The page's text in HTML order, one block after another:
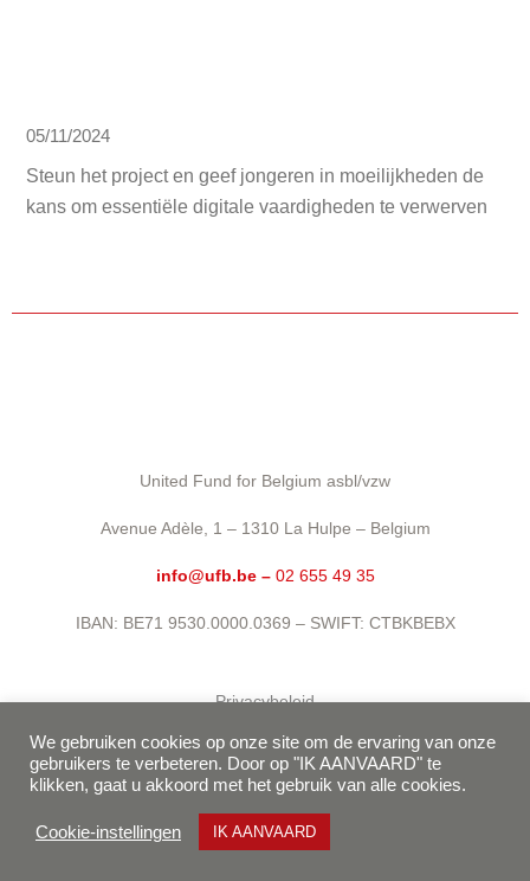
Steun het project en geef jongeren in moeilijkheden de
kans om essentiële digitale vaardigheden te verwerven
05/11/2024
United Fund for Belgium asbl/vzw
Avenue Adèle, 1 – 1310 La Hulpe – Belgium
info@ufb.be – 02 655 49 35
IBAN: BE71 9530.0000.0369 – SWIFT: CTBKBEBX
Privacybeleid
Gebruiksvoorwaarden
Cookiebeleid
Algemene voorwaarden
We gebruiken cookies op onze site om de ervaring van onze
gebruikers te verbeteren. Door op "IK AANVAARD" te
klikken, gaat u akkoord met het gebruik van alle cookies.
Cookie-instellingen IK AANVAARD